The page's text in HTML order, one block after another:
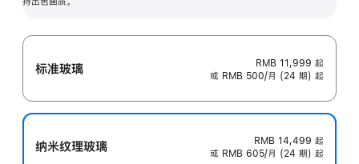
开
标准玻璃 RMB 11,999 起
或 RMB 500/月 (24 期) 起
纳米纹理玻璃 RMB 14,499 起
或 RMB 605/月 (24 期) 起